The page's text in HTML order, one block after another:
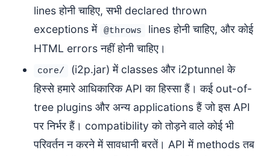
lines होनी चाहिए, सभी declared thrown
exceptions में @throws
lines होनी चाहिए, और कोई
HTML errors नहीं होनी चाहिए।
core/
(i2p.jar) में classes और i2ptunnel के
हिस्से हमारे आधिकारिक API का हिस्सा हैं। कई out-of-
tree plugins और अन्य applications हैं जो इस API
पर निर्भर हैं। compatibility को तोड़ने वाले कोई भी
परिवर्तन न करने में सावधानी बरतें। API में methods तब